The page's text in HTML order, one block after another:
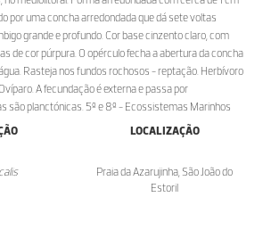
por uma concha arredondada que dá sete voltas
grande e profundo. Cor base cinzento claro, com
de cor púrpura. O opérculo fecha a abertura da concha
Rasteja nos fundos rochosos - reptação. Herbívoro
A fecundação é externa e passa por
são planctónicas. 5º e 8º - Ecossistemas Marinhos
LOCALIZAÇÃO
Praia da Azarujinha, São João do
Estoril